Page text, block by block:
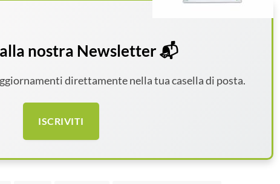
nostra Newsletter 📬
direttamente nella tua casella di posta.
ISCRIVITI